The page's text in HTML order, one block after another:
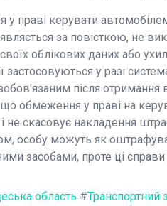
праві керувати
за повісткою, не
облікових даних або
застосовуються у разі
після
що обмеження у праві на
не скасовує накладення
особу можуть як
засобами, проте ці
область #Транспортний